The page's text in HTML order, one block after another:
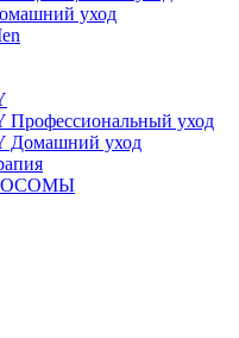
уход
Профессиональный уход
Домашний уход